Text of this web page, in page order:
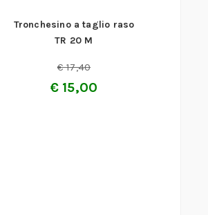
Tronchesino a taglio raso
TR 20 M
€17,40
€ 15,00